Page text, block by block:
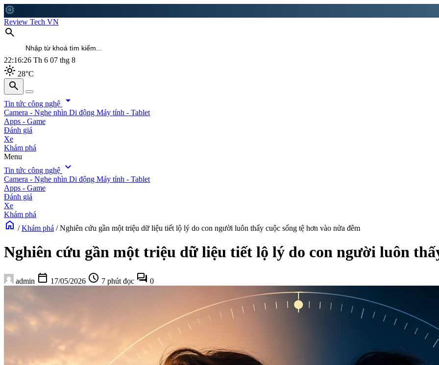
memory
Review Tech VN
search
22:16:28 Th 6 07 thg 8
light_mode 28°C
search
search
Tin tức công nghệ arrow_drop_down
Camera - Nghe nhìn Di động Máy tính - Tablet
Apps - Game
Đánh giá
Xe
Khám phá
Menu
Tin tức công nghệ expand_more
Camera - Nghe nhìn Di động Máy tính - Tablet
Apps - Game
Đánh giá
Xe
Khám phá
home / Khám phá / Nghiên cứu gần một triệu dữ liệu tiết lộ lý do con người luôn thấy cuộc sống tệ hơn vào nửa đêm
Nghiên cứu gần một triệu dữ liệu tiết lộ lý do con người luôn
admin calendar_today 17/05/2026 schedule 7 phút đọc forum 0